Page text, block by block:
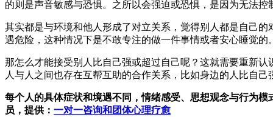
的则是声音敏感与恐惧。之所以会强迫或恐惧，是因为无法
其实都是与环境和他人形成了对立关系，觉得别人都是自己
遇危险，这种情况下是不敢专注的做一件事情或者安心睡觉
那怎么才能接受别人比自己强或超过自己呢？这就需要重新认
人与人之间也存在互帮互助的合作关系，比如身边的人比自
每个人的具体症状和境遇不同，情绪感受、思想观念与行为
员，提供： 一对一咨询和团体心理疗愈